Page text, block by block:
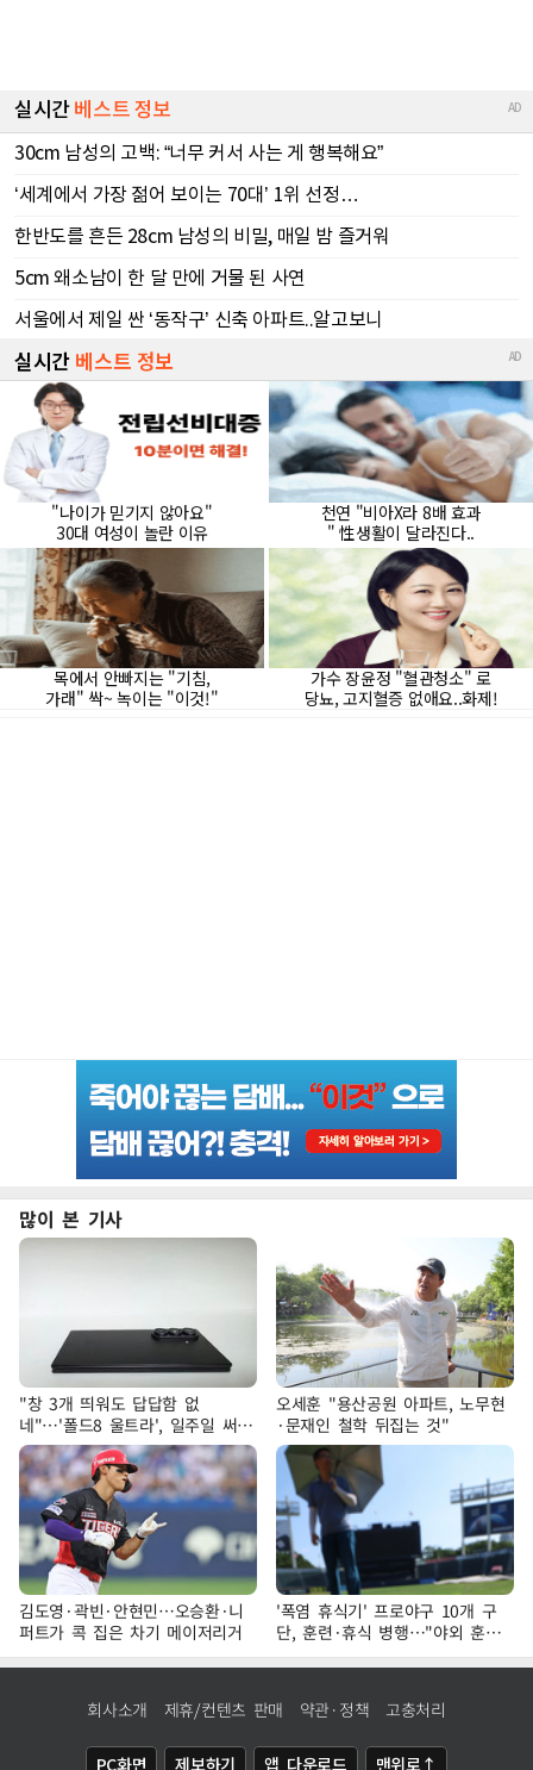
많이 본 기사
"창 3개 띄워도 답답함 없
네"…'폴드8 울트라', 일주일 써보
니
오세훈 "용산공원 아파트, 노무현
·문재인 철학 뒤집는 것"
김도영·곽빈·안현민…오승환·니
퍼트가 콕 집은 차기 메이저리거
'폭염 휴식기' 프로야구 10개 구
단, 훈련·휴식 병행…"야외 훈련
해도 안전 최우선"
회사소개 제휴/컨텐츠 판매 약관·정책 고충처리
PC화면 제보하기 앱 다운로드 맨위로↑